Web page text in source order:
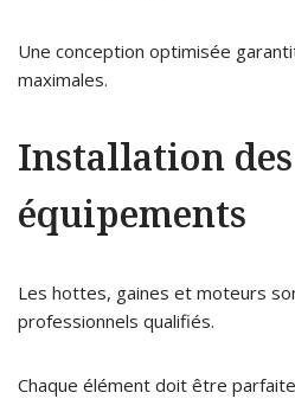
Une conception optimisée
maximales.
Installation des
équipements
Les hottes, gaines et moteurs
professionnels qualifiés.
Chaque élément doit être